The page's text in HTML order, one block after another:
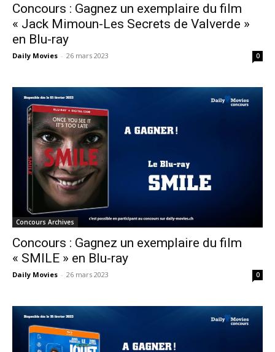
Concours : Gagnez un exemplaire du film
« Jack Mimoun-Les Secrets de Valverde »
en Blu-ray
Daily Movies - 26 mars 2023 0
Concours Archives
Concours : Gagnez un exemplaire du film
« SMILE » en Blu-ray
Daily Movies - 26 mars 2023 0